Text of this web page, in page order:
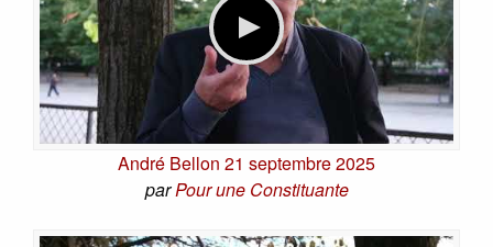
André Bellon 21 septembre 2025
parPour une Constituante